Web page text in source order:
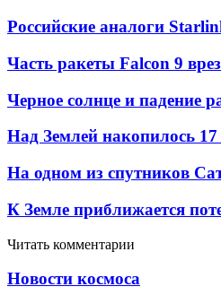
Российские аналоги
Часть ракеты Falcon 9
Черное солнце и падение
Над Землей накопилось
На одном из спутников
К Земле приближается
Читать комментарии
Новости космоса